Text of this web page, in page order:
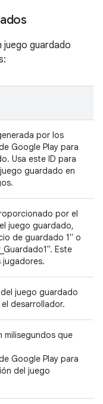
guardado
por los
Google Play para
Usa este ID para
guardado en
por el
juego guardado,
de guardado 1" o
Este
jugadores.
juego guardado
desarrollador.
milisegundos que
Google Play para
del juego